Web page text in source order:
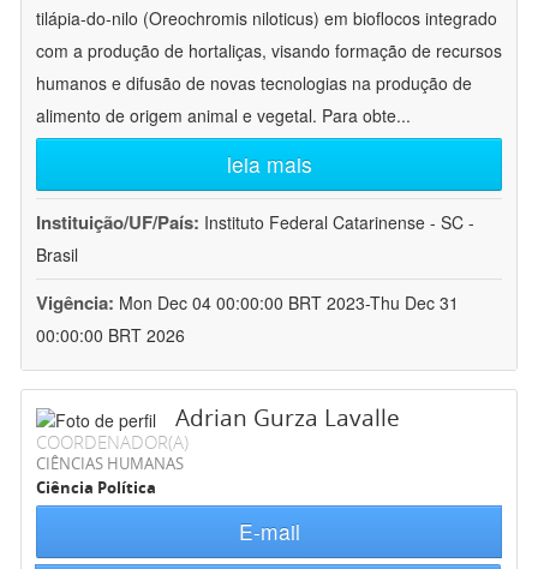
tilápia-do-nilo (Oreochromis niloticus) em bioflocos integrado
com a produção de hortaliças, visando formação de recursos
humanos e difusão de novas tecnologias na produção de
alimento de origem animal e vegetal. Para obte...
leia mais
Instituição/UF/País: Instituto Federal Catarinense - SC -
Brasil
Vigência: Mon Dec 04 00:00:00 BRT 2023-Thu Dec 31
00:00:00 BRT 2026
Adrian Gurza Lavalle
COORDENADOR(A)
CIÊNCIAS HUMANAS
Ciência Política
E-mail